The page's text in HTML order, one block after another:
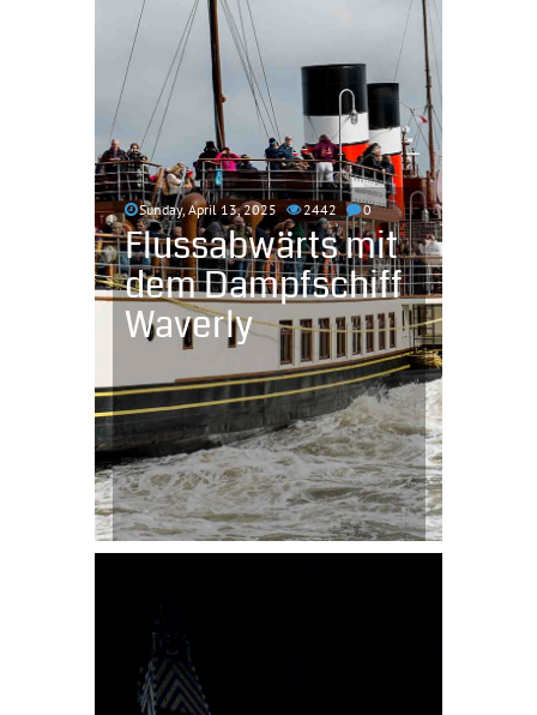
Sunday, April 13, 2025 2442 0
Flussabwärts mit
dem Dampfschiff
Waverly